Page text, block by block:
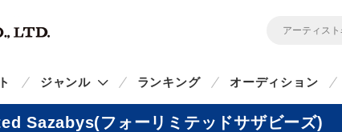
ジャンル ランキング オーディション
Sazabys(フォーリミテッドサザビーズ)